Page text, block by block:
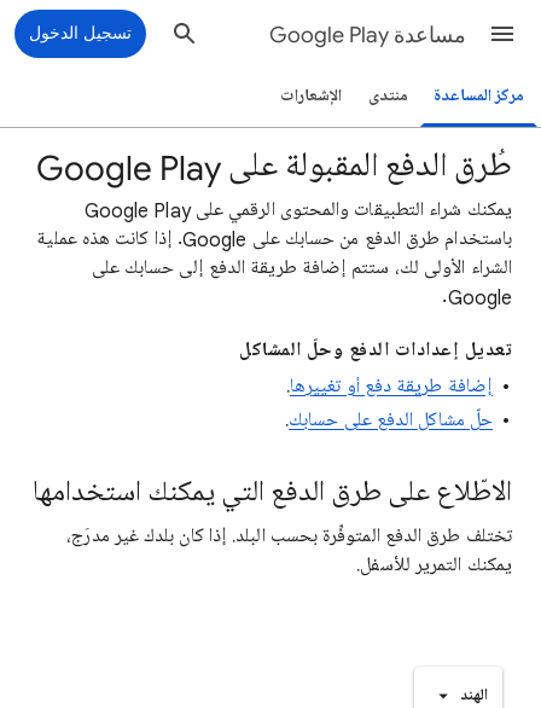
مساعدة Google Play تسجيل الدخول
مركز المساعدة منتدى الإشعارات
طُرق الدفع المقبولة على Google Play
يمكنك شراء التطبيقات والمحتوى الرقمي على Google Play
باستخدام طرق الدفع من حسابك على Google. إذا كانت هذه عملية
الشراء الأولى لك، ستتم إضافة طريقة الدفع إلى حسابك على
Google.
تعديل إعدادات الدفع وحلّ المشاكل
إضافة طريقة دفع أو تغييرها.
حلّ مشاكل الدفع على حسابك.
الاطّلاع على طرق الدفع التي يمكنك استخدامها
تختلف طرق الدفع المتوفِّرة بحسب البلد. إذا كان بلدك غير مدرَج،
يمكنك التمرير للأسفل.
الهند